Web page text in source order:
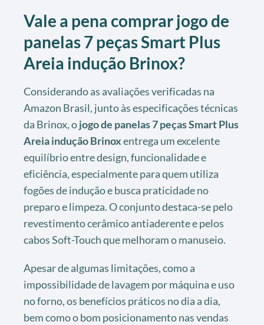
Vale a pena comprar jogo de
panelas 7 peças Smart Plus
Areia indução Brinox?
Considerando as avaliações verificadas na
Amazon Brasil, junto às especificações técnicas
da Brinox, ojogo de panelas 7 peças Smart Plus
Areia indução Brinoxentrega um excelente
equilíbrio entre design, funcionalidade e
eficiência, especialmente para quem utiliza
fogões de indução e busca praticidade no
preparo e limpeza. O conjunto destaca-se pelo
revestimento cerâmico antiaderente e pelos
cabos Soft-Touch que melhoram o manuseio.
Apesar de algumas limitações, como a
impossibilidade de lavagem por máquina e uso
no forno, os benefícios práticos no dia a dia,
bem como o bom posicionamento nas vendas